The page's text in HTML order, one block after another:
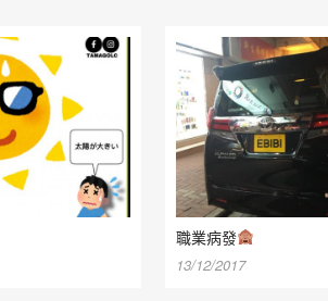
職業病發
13/12/2017